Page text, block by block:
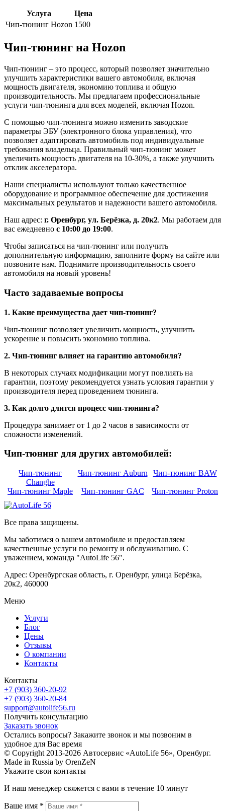
Услуга
Цена
Чип-тюнинг Hozon 1500
Чип-тюнинг на Hozon
Чип-тюнинг – это процесс, который позволяет значительно
улучшить характеристики вашего автомобиля, включая
мощность двигателя, экономию топлива и общую
производительность. Мы предлагаем профессиональные
услуги чип-тюнинга для всех моделей, включая Hozon.
С помощью чип-тюнинга можно изменить заводские
параметры ЭБУ (электронного блока управления), что
позволяет адаптировать автомобиль под индивидуальные
требования владельца. Правильный чип-тюнинг может
увеличить мощность двигателя на 10-30%, а также улучшить
отклик акселератора.
Наши специалисты используют только качественное
оборудование и программное обеспечение для достижения
максимальных результатов и надежности вашего автомобиля.
Наш адрес: г. Оренбург, ул. Берёзка, д. 20к2. Мы работаем для
вас ежедневно с 10:00 до 19:00.
Чтобы записаться на чип-тюнинг или получить
дополнительную информацию, заполните форму на сайте или
позвоните нам. Поднимите производительность своего
автомобиля на новый уровень!
Часто задаваемые вопросы
1. Какие преимущества дает чип-тюнинг?
Чип-тюнинг позволяет увеличить мощность, улучшить
ускорение и повысить экономию топлива.
2. Чип-тюнинг влияет на гарантию автомобиля?
В некоторых случаях модификации могут повлиять на
гарантии, поэтому рекомендуется узнать условия гарантии у
производителя перед проведением тюнинга.
3. Как долго длится процесс чип-тюнинга?
Процедура занимает от 1 до 2 часов в зависимости от
сложности изменений.
Чип-тюнинг для других автомобилей:
Чип-тюнинг
Changhe
Чип-тюнинг Auburn Чип-тюнинг BAW
Чип-тюнинг Maple Чип-тюнинг GAC Чип-тюнинг Proton
Все права защищены.
Мы заботимся о вашем автомобиле и предоставляем
качественные услуги по ремонту и обслуживанию. С
уважением, команда "AutoLife 56".
Адрес: Оренбургская область, г. Оренбург, улица Берёзка,
20к2, 460000
Меню
Услуги
Блог
Цены
Отзывы
О компании
Контакты
Контакты
+7 (903) 360-20-92
+7 (903) 360-20-84
support@autolife56.ru
Получить консультацию
Заказать звонок
Остались вопросы? Закажите звонок и мы позвоним в
удобное для Вас время
© Copyright 2013-2026 Автосервис «AutoLife 56», Оренбург.
Made in Russia by OrenZeN
Укажите свои контакты
И наш менеджер свяжется с вами в течение 10 минут
Ваше имя *